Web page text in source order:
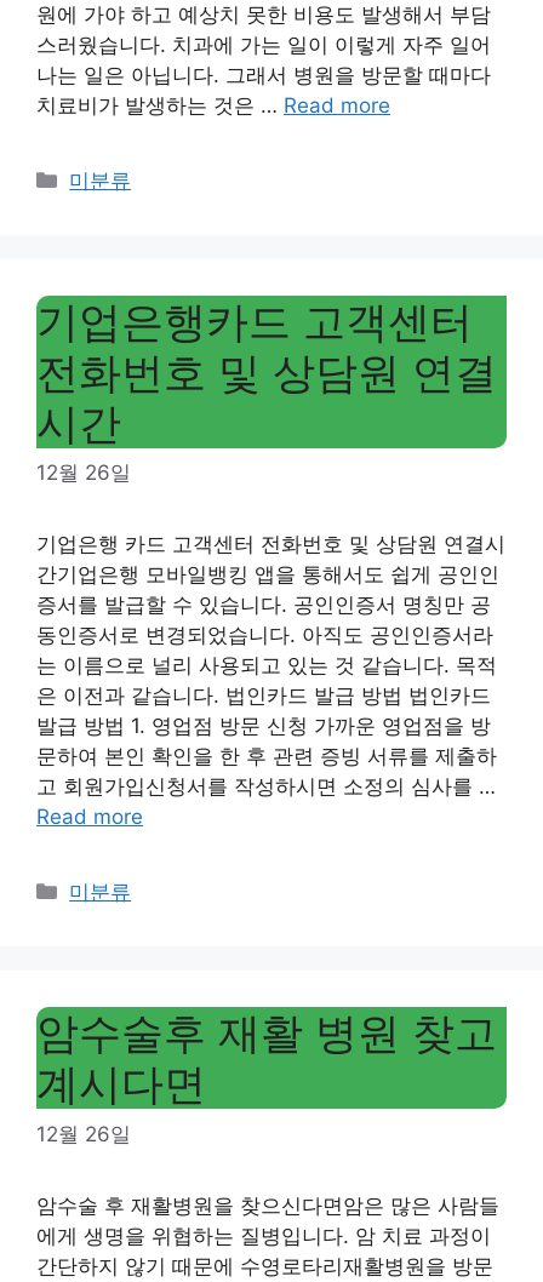
원에 가야 하고 예상치 못한 비용도 발생해서 부담
스러웠습니다. 치과에 가는 일이 이렇게 자주 일어
나는 일은 아닙니다. 그래서 병원을 방문할 때마다
치료비가 발생하는 것은 … Read more
Categories
미분류
기업은행카드 고객센터
전화번호 및 상담원 연결
시간
12월 26일
기업은행 카드 고객센터 전화번호 및 상담원 연결시
간기업은행 모바일뱅킹 앱을 통해서도 쉽게 공인인
증서를 발급할 수 있습니다. 공인인증서 명칭만 공
동인증서로 변경되었습니다. 아직도 공인인증서라
는 이름으로 널리 사용되고 있는 것 같습니다. 목적
은 이전과 같습니다. 법인카드 발급 방법 법인카드
발급 방법 1. 영업점 방문 신청 가까운 영업점을 방
문하여 본인 확인을 한 후 관련 증빙 서류를 제출하
고 회원가입신청서를 작성하시면 소정의 심사를 …
Read more
Categories
미분류
암수술후 재활 병원 찾고
계시다면
12월 26일
암수술 후 재활병원을 찾으신다면암은 많은 사람들
에게 생명을 위협하는 질병입니다. 암 치료 과정이
간단하지 않기 때문에 수영로타리재활병원을 방문